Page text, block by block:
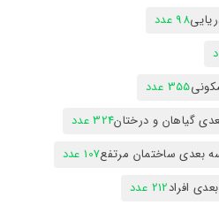
98 عدد
355 عدد
گیاهان و درختان324 عدد
بعدی ساختمان مرتفع107 عدد
افراد212 عدد